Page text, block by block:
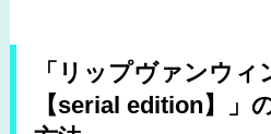
「リップヴァンウ
【serial edition】」